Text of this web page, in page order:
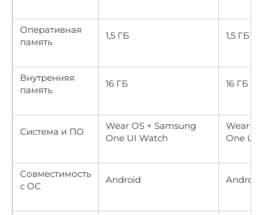
Оперативная
память
1,5 ГБ 1,5 ГБ
Внутренняя
память
16 ГБ 16 ГБ
Система и ПО
Wear OS + Samsung
One UI Watch
Wear
One UI
Совместимость
с ОС
Android Android